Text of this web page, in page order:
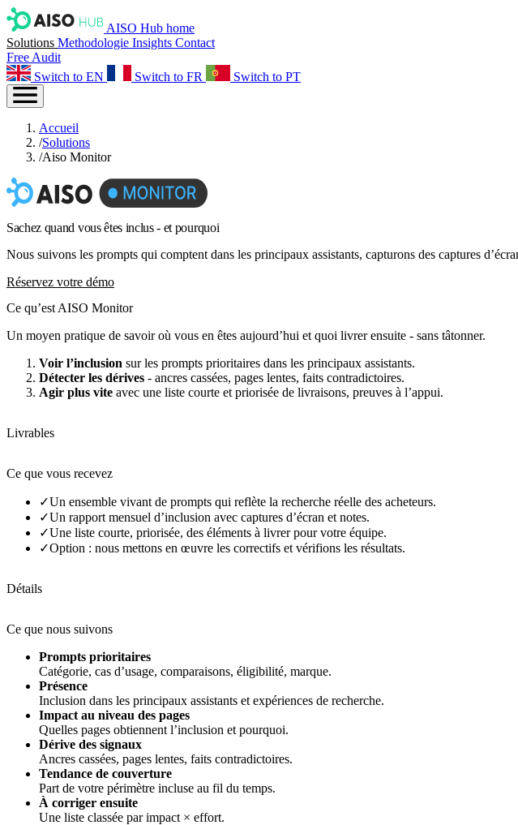
AISO Hub home
Solutions Methodologie Insights Contact
Free Audit
Switch to EN
Switch to FR Switch to PT
Accueil
/Solutions
/Aiso Monitor
Sachez quand vous êtes inclus- et pourquoi
Nous suivons les prompts qui comptent dans les principaux assistants, capturons des captures
Réservez votre démo
Ce qu’est AISO Monitor
Un moyen pratique de savoir où vous en êtes aujourd’hui et quoi livrer ensuite - sans tâtonner.
Voir l’inclusion sur les prompts prioritaires dans les principaux assistants.
Détecter les dérives - ancres cassées, pages lentes, faits contradictoires.
Agir plus vite avec une liste courte et priorisée de livraisons, preuves à l’appui.
Livrables
Ce que vous recevez
✓Un ensemble vivant de prompts qui reflète la recherche réelle des acheteurs.
✓Un rapport mensuel d’inclusion avec captures d’écran et notes.
✓Une liste courte, priorisée, des éléments à livrer pour votre équipe.
✓Option : nous mettons en œuvre les correctifs et vérifions les résultats.
Détails
Ce que nous suivons
Prompts prioritaires
Catégorie, cas d’usage, comparaisons, éligibilité, marque.
Présence
Inclusion dans les principaux assistants et expériences de recherche.
Impact au niveau des pages
Quelles pages obtiennent l’inclusion et pourquoi.
Dérive des signaux
Ancres cassées, pages lentes, faits contradictoires.
Tendance de couverture
Part de votre périmètre incluse au fil du temps.
À corriger ensuite
Une liste classée par impact × effort.